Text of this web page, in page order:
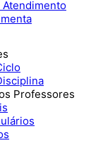
Professores